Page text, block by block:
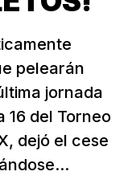
pelearán
jornada
16 del Torneo
dejó el cese